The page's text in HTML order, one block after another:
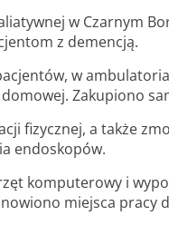
w Czarnym
z demencją.
w
Zakupiono
fizycznej, a także
endoskopów.
komputerowy i
miejsca pracy